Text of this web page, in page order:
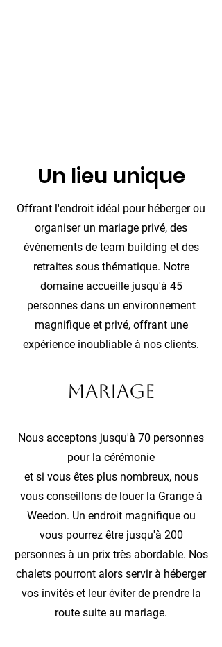
Un lieu unique
Offrant l'endroit idéal pour héberger ou
organiser un mariage privé, des
événements de team building et des
retraites sous thématique. Notre
domaine accueille jusqu'à 45
personnes dans un environnement
magnifique et privé, offrant une
expérience inoubliable à nos clients.
Mariage
Nous acceptons jusqu'à 70 personnes
pour la cérémonie
et si vous êtes plus nombreux, nous
vous conseillons de louer la Grange à
Weedon. Un endroit magnifique ou
vous pourrez être jusqu'à 200
personnes à un prix très abordable. Nos
chalets pourront alors servir à héberger
vos invités et leur éviter de prendre la
route suite au mariage.